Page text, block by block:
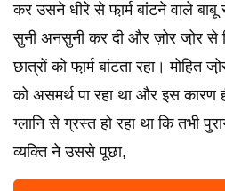
कर उसने धीरे से फा़र्म बांटने वाले
सुनी अनसुनी कर दी और ज़ोर जो़र से
छात्रों को फा़र्म बांटता रहा।
को असमर्थ पा रहा था और इस
ग्लानि से ग्रस्त हो रहा था कि तभी
व्यक्ति ने उससे पूछा,